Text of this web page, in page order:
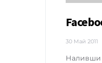
30 Май 2011
Наливши